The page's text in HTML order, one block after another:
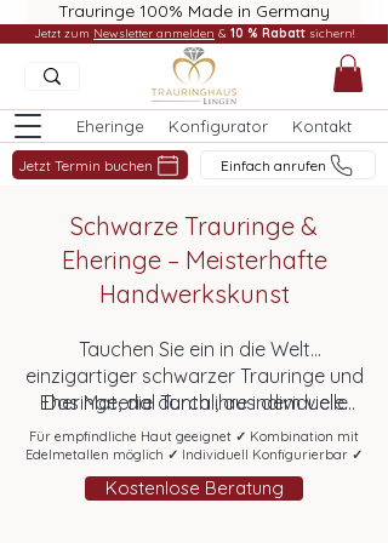
Trauringe 100% Made in Germany
Eheringe Konfigurator Kontakt
Jetzt Termin buchen Einfach anrufen
Jetzt zum Newsletter anmelden & 10 % Rabatt sichern!
Schwarze Trauringe &
Eheringe – Meisterhafte
Handwerkskunst
Tauchen Sie ein in die Welt
einzigartiger schwarzer Trauringe und
Eheringe, die durch ihre individuelle
Gestaltbarkeit und edle Optik
beeindrucken. Diese
außergewöhnlichen Ringe, meisterlich
Das Material Tantal, aus dem viele
unserer Ringe gefertigt sind, zeichnet
sich durch eine tiefe,anthrazitgraue
Farbeund herausragende
Für empfindliche Haut geeignet ✓ Kombination mit
Edelmetallen möglich ✓ Individuell Konfigurierbar ✓
Kostenlose Beratung